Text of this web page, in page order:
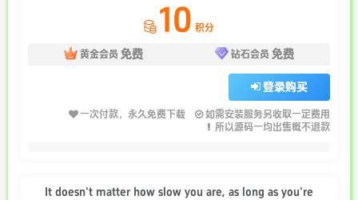
10 积分
黄金会员 免费 钻石会员 免费
登录购买
一次付款，永久免费下载
如需安装服务另收取一定费用
所以源码一均出售概不退款
It doesn't matter how slow you are, as long as you're